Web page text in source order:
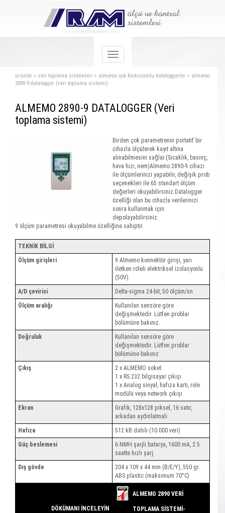
ürünler > veri toplama sistemleri > almemo çok fonksiyonlu dataloggerler > almemo
2890-9 datalogger (veri toplama sistemi)
ALMEMO 2890-9 DATALOGGER (Veri
toplama sistemi)
Birden çok parametrenin portatif bir
cihazla ölçülerek kayıt altına
alınabilmesini sağlar.(Sıcaklık, basınç,
hava hızı, nem)Almemo 2890-9 cihazı
ile ölçümlerinizi yapabilir, değişik prob
seçenekleri ile 65 standart ölçüm
değerleri okuyabilirsiniz.Datalogger
özelliği olan bu cihazla verilerinizi
sonra kullanmak için
depolayabilirsiniz.
9 ölçüm parametresi okuyabilme özelliğine sahiptir.
TEKNİK BİLGİ
Ölçüm girişleri
9 Almemo konnektör girişi, yarı
iletken röleli elektriksel izolasyonlu
(50V)
A/D çevirici
Delta-sigma 24-bit, 50 ölçüm/sn
Ölçüm aralığı
Kullanılan sensöre göre
değişmektedir. Lütfen problar
bölümüne bakınız.
Doğruluk
Kullanılan sensöre göre
değişmektedir. Lütfen problar
bölümüne bakınız
Çıkış
2 x ALMEMO soket
1 x RS 232 bilgisayar çıkışı
1 x Analog sinyal, hafıza kartı, role
modülü veya network çıkışı
Ekran
Grafik, 128x128 piksel, 16 satır,
arkadan aydınlatmalı
Hafıza
512 kB dahili (10.000 veri)
Güç beslemesi
6 NMH şarjlı batarya, 1600 mA, 2.5
saatte hızlı şarj.
Dış gövde
204 x 109 x 44 mm (B/E/Y), 550 gr.
ABS plastic (maksimum 70°C)
DÖKÜMANI İNCELEYİN
ALMEMO 2890 VERİ
TOPLAMA SİSTEMİ-